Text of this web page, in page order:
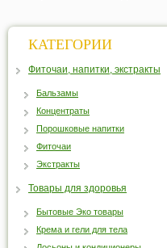
КАТЕГОРИИ
Фиточаи, напитки, экстракты
Бальзамы
Концентраты
Порошковые напитки
Фиточаи
Экстракты
Товары для здоровья
Бытовые Эко товары
Крема и гели для тела